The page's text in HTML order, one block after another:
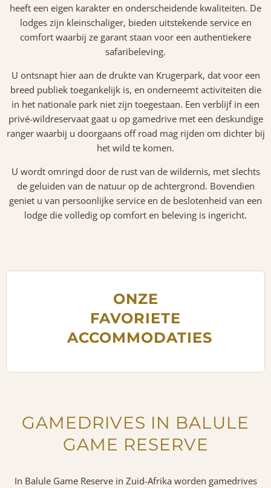
heeft een eigen karakter en onderscheidende kwaliteiten. De
lodges zijn kleinschaliger, bieden uitstekende service en
comfort waarbij ze garant staan voor een authentiekere
safaribeleving.
U ontsnapt hier aan de drukte van Krugerpark, dat voor een
breed publiek toegankelijk is, en onderneemt activiteiten die
in het nationale park niet zijn toegestaan. Een verblijf in een
privé-wildreservaat gaat u op gamedrive met een deskundige
ranger waarbij u doorgaans off road mag rijden om dichter bij
het wild te komen.
U wordt omringd door de rust van de wildernis, met slechts
de geluiden van de natuur op de achtergrond. Bovendien
geniet u van persoonlijke service en de beslotenheid van een
lodge die volledig op comfort en beleving is ingericht.
ONZE
FAVORIETE
ACCOMMODATIES
GAMEDRIVES IN BALULE
GAME RESERVE
In Balule Game Reserve in Zuid-Afrika worden gamedrives